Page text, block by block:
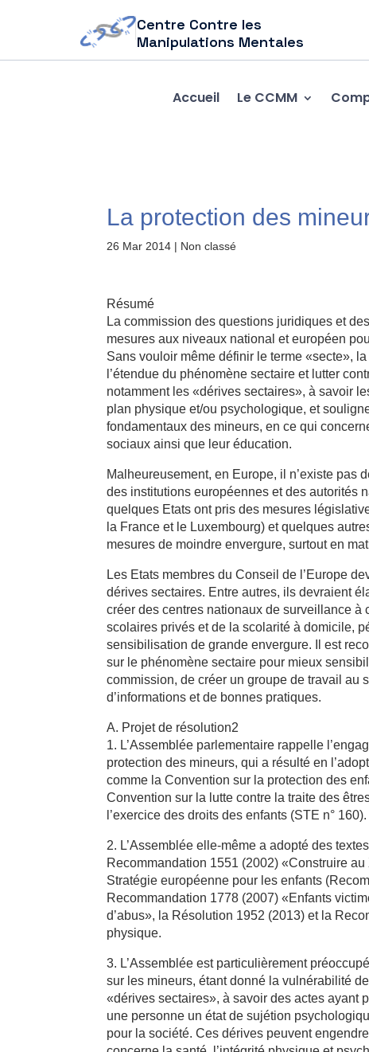
Centre Contre les
Manipulations Mentales
Accueil Le CCMM
La protection des
26 Mar 2014 | Non classé
Résumé
La commission des questions juridiques et
mesures aux niveaux national et européen
Sans vouloir même définir le terme «secte»,
l’étendue du phénomène sectaire et lutter
notamment les «dérives sectaires», à savoir
plan physique et/ou psychologique, et
fondamentaux des mineurs, en ce qui
sociaux ainsi que leur éducation.
Malheureusement, en Europe, il n’existe pas
des institutions européennes et des autorités
quelques Etats ont pris des mesures
la France et le Luxembourg) et quelques
mesures de moindre envergure, surtout en
Les Etats membres du Conseil de l’Europe
dérives sectaires. Entre autres, ils devraient
créer des centres nationaux de surveillance
scolaires privés et de la scolarité à domicile,
sensibilisation de grande envergure. Il est
sur le phénomène sectaire pour mieux
commission, de créer un groupe de travail au
d’informations et de bonnes pratiques.
A. Projet de résolution2
1. L’Assemblée parlementaire rappelle
protection des mineurs, qui a résulté en
comme la Convention sur la protection des
Convention sur la lutte contre la traite des
l’exercice des droits des enfants (STE n° 160).
2. L’Assemblée elle-même a adopté des
Recommandation 1551 (2002) «Construire
Stratégie européenne pour les enfants
Recommandation 1778 (2007) «Enfants
d’abus», la Résolution 1952 (2013) et la
physique.
3. L’Assemblée est particulièrement
sur les mineurs, étant donné la vulnérabilité
«dérives sectaires», à savoir des actes ayant
une personne un état de sujétion
pour la société. Ces dérives peuvent